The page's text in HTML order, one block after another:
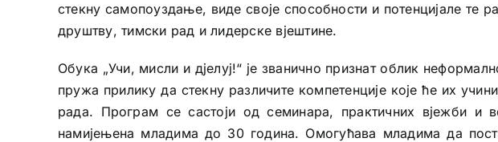
стекну самопоуздање, виде своје способности и потенцијале те
друштву, тимски рад и лидерске вјештине.
Обука „Учи, мисли и дјелуј!“ је званично признат облик
пружа прилику да стекну различите компетенције које ће их
рада. Програм се састоји од семинара, практичних вјежби и
намијењена младима до 30 година. Омогућава младима да